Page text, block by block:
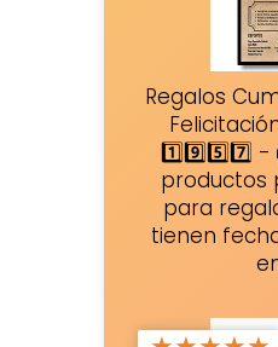
Regalos
1️⃣9️⃣5️⃣7️⃣
productos
para
tienen